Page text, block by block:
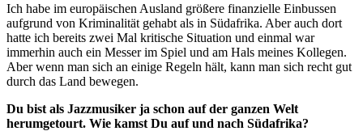
Ich habe im europäischen Ausland größere finanzielle Einbussen
aufgrund von Kriminalität gehabt als in Südafrika. Aber auch dort
hatte ich bereits zwei Mal kritische Situation und einmal war
immerhin auch ein Messer im Spiel und am Hals meines Kollegen.
Aber wenn man sich an einige Regeln hält, kann man sich recht gut
durch das Land bewegen.
Du bist als Jazzmusiker ja schon auf der ganzen Welt
herumgetourt. Wie kamst Du auf und nach Südafrika?